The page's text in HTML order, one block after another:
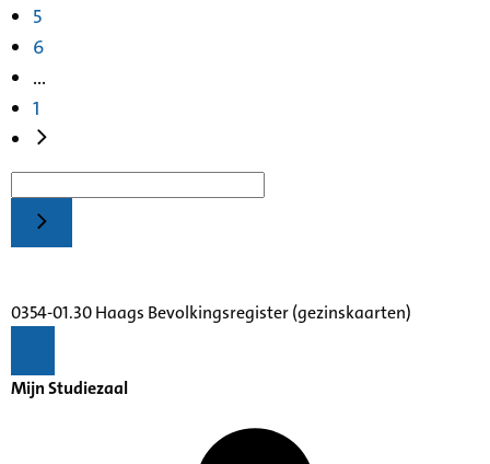
5
6
...
1
0354-01.30 Haags Bevolkingsregister (gezinskaarten)
Mijn Studiezaal